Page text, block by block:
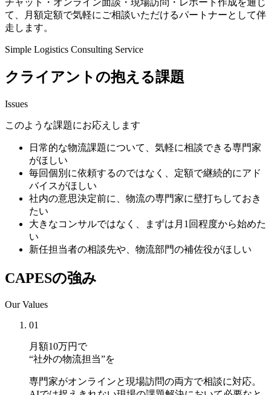
て、月額定額で気軽にご相談いただけるパートナーとして伴
走します。
Simple Logistics Consulting Service
クライアントの抱える課題
Issues
このような課題にお応えします
日常的な物流課題について、気軽に相談できる専門家
がほしい
毎回個別に依頼するのではなく、定額で継続的にアド
バイスがほしい
社内の意思決定前に、物流の専門家に壁打ちしておき
たい
大きなコンサルではなく、まずは月1回程度から始めた
い
新任担当者の相談先や、物流部門の補佐役がほしい
CAPESの強み
Our Values
01
月額10万円で
“社外の物流担当”を
専門家がオンラインと現場訪問の両方で相談に対応。